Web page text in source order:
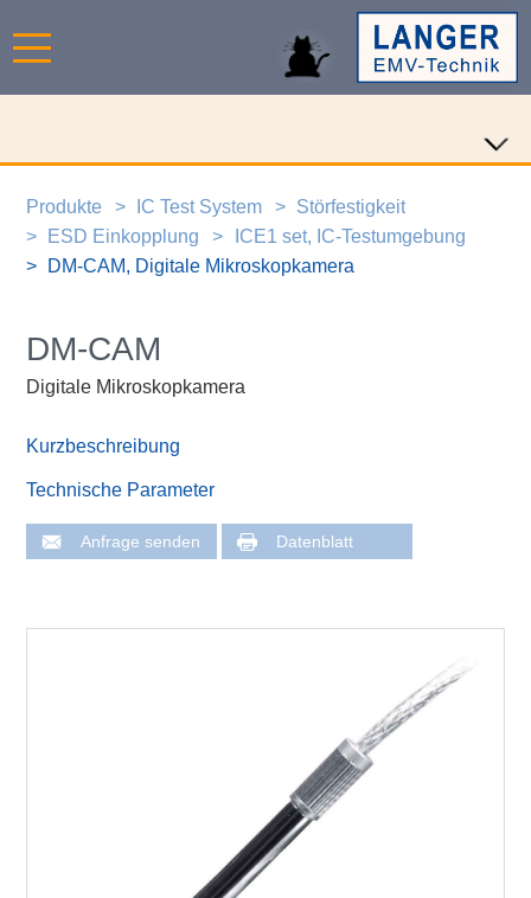
Produkte IC Test System
Störfestigkeit
ESD Einkopplung
ICE1 set, IC-Testumgebung
DM-CAM, Digitale Mikroskopkamera
DM-CAM
Digitale Mikroskopkamera
Kurzbeschreibung
Technische Parameter
Anfrage senden Datenblatt